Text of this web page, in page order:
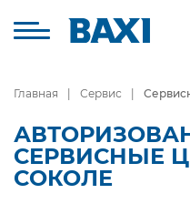
Главная Сервис
СЕРВИСНЫЕ
СОКОЛЕ